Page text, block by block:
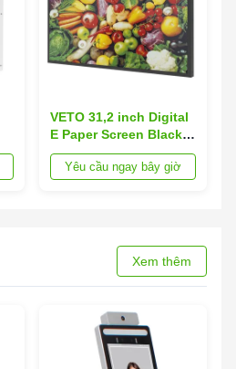
VETO 31,2 inch Digital
E Paper Screen Black
White Picture
Advertising Android
Yêu cầu ngay bây giờ
Xem thêm